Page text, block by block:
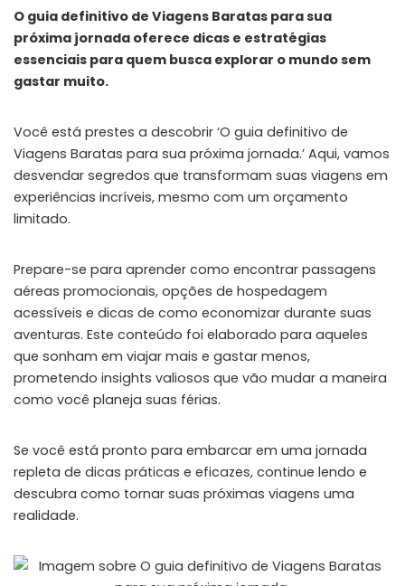
O guia definitivo de Viagens Baratas para sua
próxima jornada oferece dicas e estratégias
essenciais para quem busca explorar o mundo sem
gastar muito.
Você está prestes a descobrir ‘O guia definitivo de
Viagens Baratas para sua próxima jornada.’ Aqui, vamos
desvendar segredos que transformam suas viagens em
experiências incríveis, mesmo com um orçamento
limitado.
Prepare-se para aprender como encontrar passagens
aéreas promocionais, opções de hospedagem
acessíveis e dicas de como economizar durante suas
aventuras. Este conteúdo foi elaborado para aqueles
que sonham em viajar mais e gastar menos,
prometendo insights valiosos que vão mudar a maneira
como você planeja suas férias.
Se você está pronto para embarcar em uma jornada
repleta de dicas práticas e eficazes, continue lendo e
descubra como tornar suas próximas viagens uma
realidade.